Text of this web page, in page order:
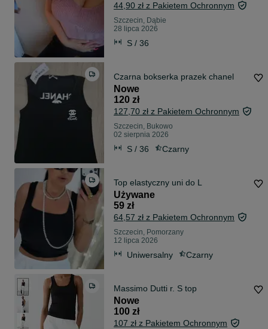
44,90 zł z Pakietem Ochronnym
Szczecin, Dąbie
28 lipca 2026
S / 36
Czarna bokserka prazek chanel
Nowe
120 zł
127,70 zł z Pakietem Ochronnym
Szczecin, Bukowo
02 sierpnia 2026
S / 36 Czarny
Top elastyczny uni do L
Używane
59 zł
64,57 zł z Pakietem Ochronnym
Szczecin, Pomorzany
12 lipca 2026
Uniwersalny Czarny
Massimo Dutti r. S top
Nowe
100 zł
107 zł z Pakietem Ochronnym